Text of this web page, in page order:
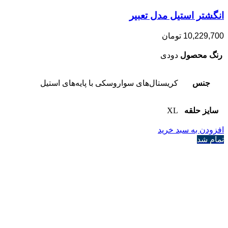
انگشتر استیل مدل تعبیر
10,229,700 تومان
رنگ محصول دودی
جنس کریستال‌های سواروسکی با پایه‌های استیل
سایز حلقه XL
افزودن به سبد خرید
تمام شد